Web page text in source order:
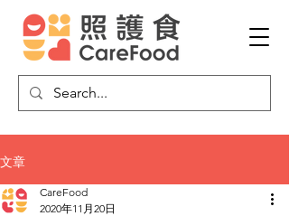
文章
CareFood
2020年11月20日